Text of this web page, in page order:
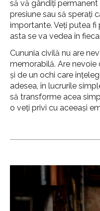
să vă gândiți
presiune sau să sperați
importante. Veți putea fi
asta se va vedea în
Cununia civilă nu are
memorabilă. Are nevoie
și de un ochi care
adesea, în lucrurile
să transforme acea
o veți privi cu aceeași